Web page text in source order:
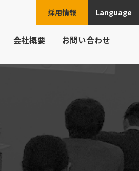
採用情報 Language
JPN
会社概要 お問い合わせ